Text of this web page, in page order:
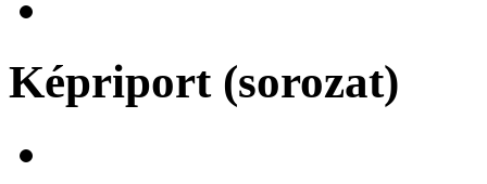
Képriport (sorozat)